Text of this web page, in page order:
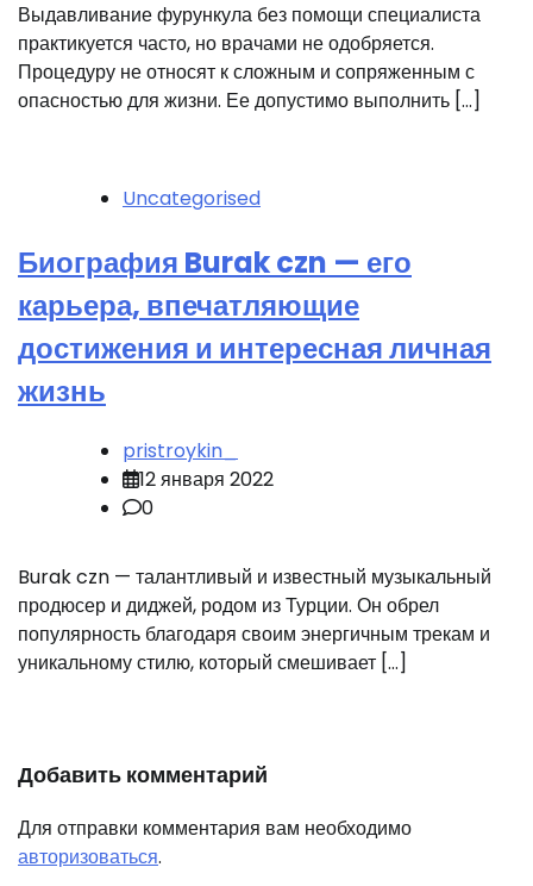
Выдавливание фурункула без помощи специалиста
практикуется часто, но врачами не одобряется.
Процедуру не относят к сложным и сопряженным с
опасностью для жизни. Ее допустимо выполнить […]
Uncategorised
Биография Burak czn — его
карьера, впечатляющие
достижения и интересная личная
жизнь
pristroykin_
12 января 2022
0
Burak czn — талантливый и известный музыкальный
продюсер и диджей, родом из Турции. Он обрел
популярность благодаря своим энергичным трекам и
уникальному стилю, который смешивает […]
Добавить комментарий
Для отправки комментария вам необходимо
авторизоваться.